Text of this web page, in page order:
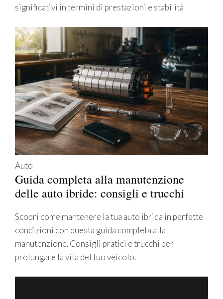
significativi in termini di prestazioni e stabilità
Auto
Guida completa alla manutenzione
delle auto ibride: consigli e trucchi
Scopri come mantenere la tua auto ibrida in perfette
condizioni con questa guida completa alla
manutenzione. Consigli pratici e trucchi per
prolungare la vita del tuo veicolo.